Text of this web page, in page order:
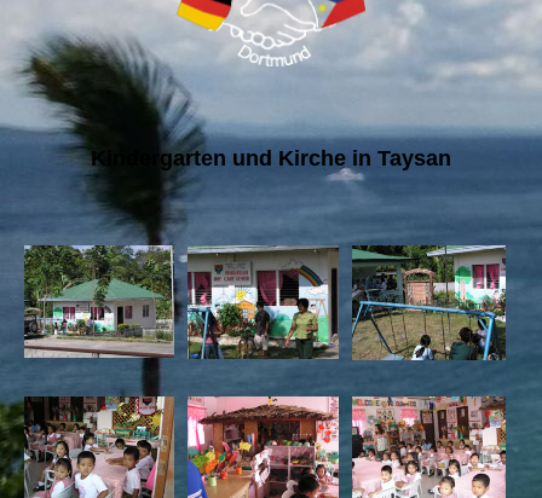
Kindergarten und Kirche in Taysan